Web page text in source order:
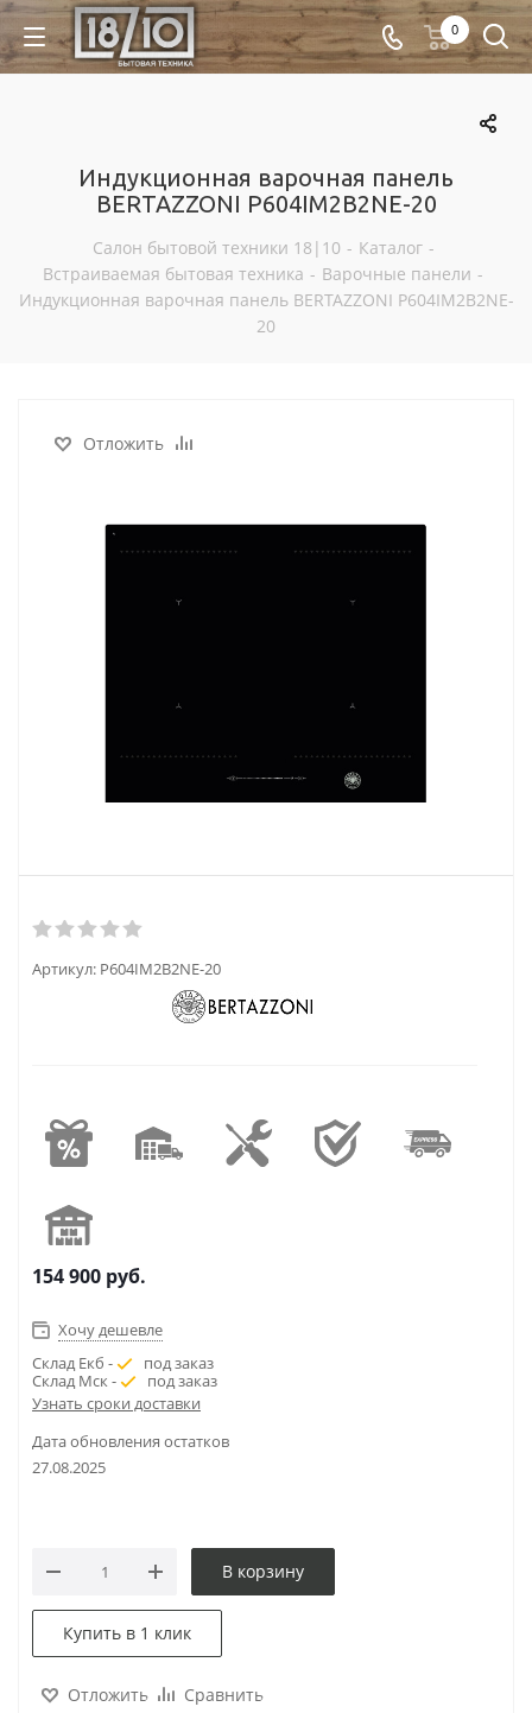
0
Индукционная варочная панель
BERTAZZONI P604IM2B2NE-20
Салон бытовой техники 18|10 - Каталог -
Встраиваемая бытовая техника - Варочные панели -
Индукционная варочная панель BERTAZZONI P604IM2B2NE-
20
Отложить
Артикул: P604IM2B2NE-20
154 900 руб.
Хочу дешевле
Склад Екб -
под заказ
Склад Мск -
под заказ
Узнать сроки доставки
Дата обновления остатков
27.08.2025
В корзину
Купить в 1 клик
Отложить Сравнить